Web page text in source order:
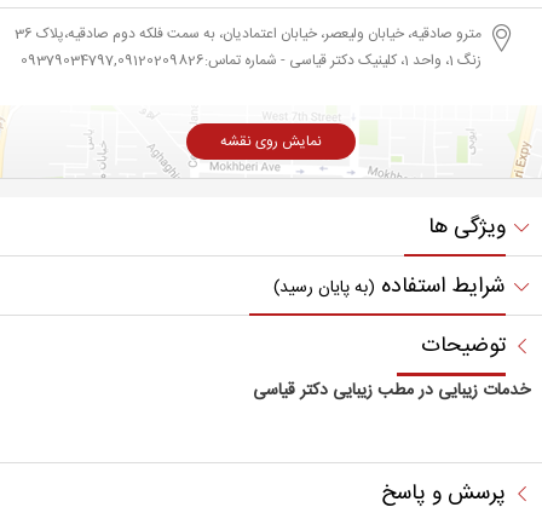
مترو صادقیه، خیابان ولیعصر، خیابان اعتمادیان، به سمت فلکه دوم صادقیه،پلاک 36
زنگ 1، واحد 1، کلینیک دکتر قیاسی - شماره تماس:09379034797,09120209826
نمایش روی نقشه
ویژگی ها
شرایط استفاده (به پایان رسید)
توضیحات
خدمات زیبایی در مطب زیبایی دکتر قیاسی
پرسش و پاسخ